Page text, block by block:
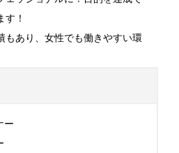
す！
あり、女性でも働きやすい環
ー